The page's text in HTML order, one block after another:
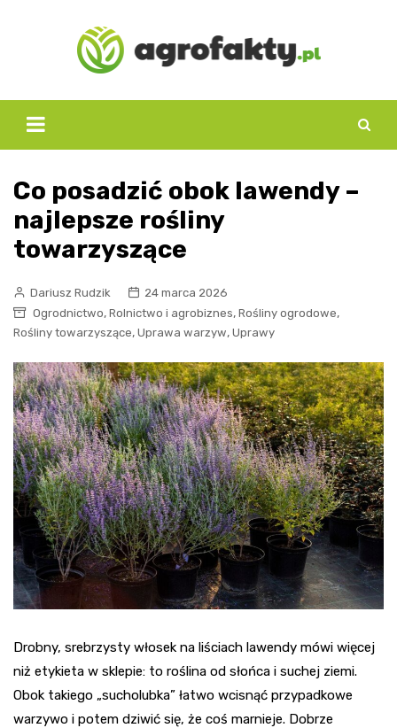
Co posadzić obok lawendy –
najlepsze rośliny
towarzyszące
Dariusz Rudzik
24 marca 2026
Ogrodnictwo, Rolnictwo i agrobiznes, Rośliny ogrodowe,
Rośliny towarzyszące, Uprawa warzyw, Uprawy
Drobny, srebrzysty włosek na liściach lawendy mówi więcej
niż etykieta w sklepie: to roślina od słońca i suchej ziemi.
Obok takiego „sucholubka” łatwo wcisnąć przypadkowe
warzywo i potem dziwić się, że coś marnieje. Dobrze